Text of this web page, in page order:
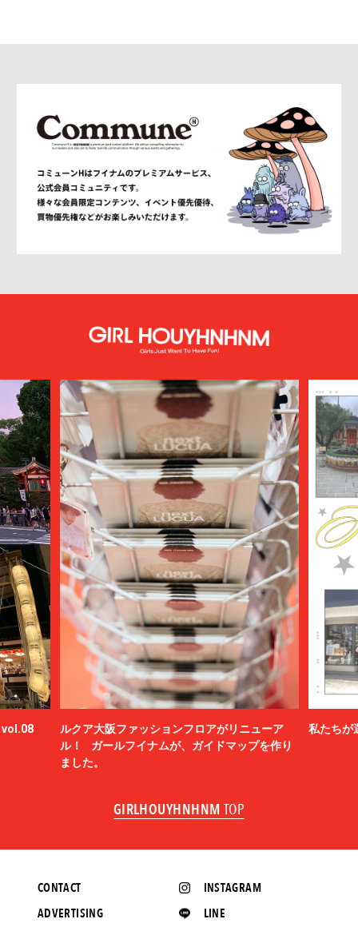
vol.08
ルクア大阪ファッションフロアがリニューア
ル！ ガールフイナムが、ガイドマップを作り
ました。
私たちが
GIRLHOUYHNHNM TOP
INSTAGRAM
LINE
CONTACT
ADVERTISING